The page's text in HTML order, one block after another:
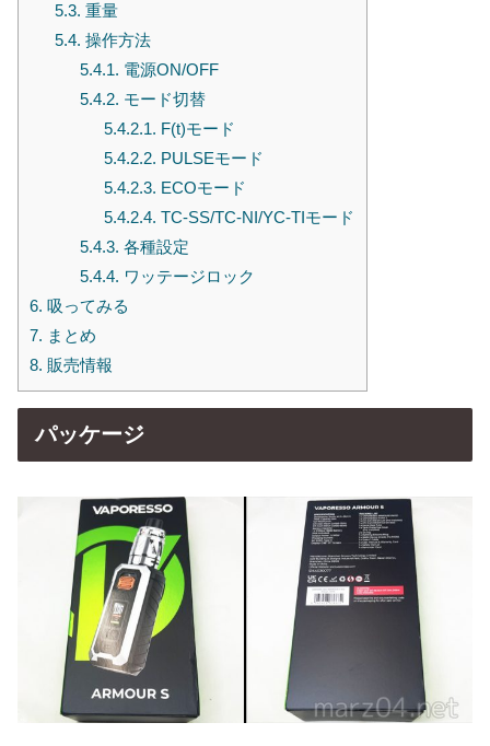
5.3. 重量
5.4. 操作方法
5.4.1. 電源ON/OFF
5.4.2. モード切替
5.4.2.1. F(t)モード
5.4.2.2. PULSEモード
5.4.2.3. ECOモード
5.4.2.4. TC-SS/TC-NI/YC-TIモード
5.4.3. 各種設定
5.4.4. ワッテージロック
6. 吸ってみる
7. まとめ
8. 販売情報
パッケージ